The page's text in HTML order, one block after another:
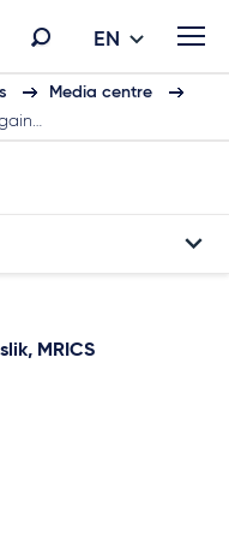
EN
Media centre
MRICS